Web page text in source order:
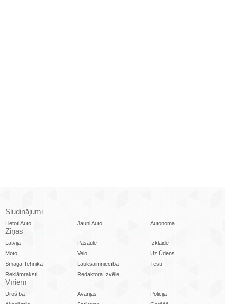
Sludinājumi
Lietoti Auto Jauni Auto Autonoma
Ziņas
Latvijā Pasaulē
Izklaide
Moto
Velo
Uz Ūdens
Smagā Tehnika
Lauksaimniecība
Testi
Reklāmraksti
Redaktora Izvēle
Vīriem
Drošība Avārijas
Policija